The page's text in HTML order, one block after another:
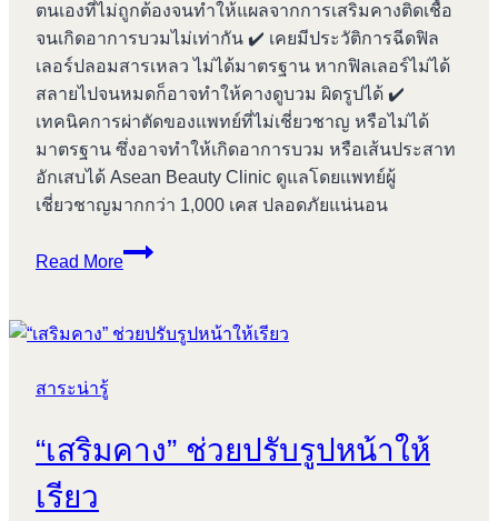
ตนเองที่ไม่ถูกต้องจนทำให้แผลจากการเสริมคางติดเชื้อ
จนเกิดอาการบวมไม่เท่ากัน ✔️ เคยมีประวัติการฉีดฟิล
เลอร์ปลอมสารเหลว ไม่ได้มาตรฐาน หากฟิลเลอร์ไม่ได้
สลายไปจนหมดก็อาจทำให้คางดูบวม ผิดรูปได้ ✔️
เทคนิคการผ่าตัดของแพทย์ที่ไม่เชี่ยวชาญ หรือไม่ได้
มาตรฐาน ซึ่งอาจทำให้เกิดอาการบวม หรือเส้นประสาท
อักเสบได้ Asean Beauty Clinic ดูแลโดยแพทย์ผู้
เชี่ยวชาญมากกว่า 1,000 เคส ปลอดภัยแน่นอน
Read More
เสริม
บวม
เกิด
จาก
สาระน่ารู้
“เสริมคาง” ช่วยปรับรูปหน้าให้
เรียว